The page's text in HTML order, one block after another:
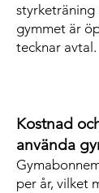
styrketräning
gymmet är
tecknar avtal.
Kostnad
använda
per år, vilket